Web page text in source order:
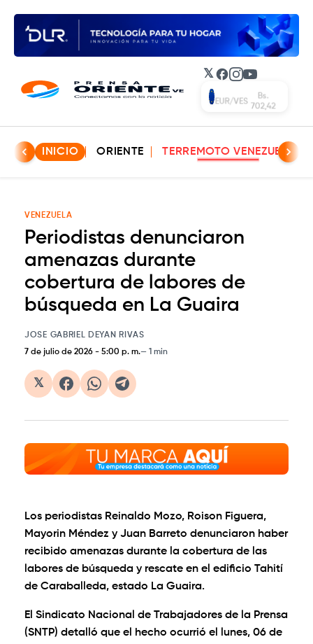
𝕏 Facebook
Instagram
YouTube
EUR/VES
Bs.
702,42
INICIO ORIENTE TERREMOTO VENEZUELA
VENEZUELA
Periodistas denunciaron
amenazas durante
cobertura de labores de
búsqueda en La Guaira
JOSE GABRIEL DEYAN RIVAS
7 de julio de 2026 - 5:00 p. m. 1 min
𝕏
Los periodistas Reinaldo Mozo, Roison Figuera,
Mayorin Méndez y Juan Barreto denunciaron haber
recibido amenazas durante la cobertura de las
labores de búsqueda y rescate en el edificio Tahití
de Caraballeda, estado La Guaira.
El Sindicato Nacional de Trabajadores de la Prensa
(SNTP) detalló que el hecho ocurrió el lunes, 06 de